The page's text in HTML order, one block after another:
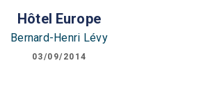
Hôtel Europe
Bernard-Henri Lévy
03/09/2014